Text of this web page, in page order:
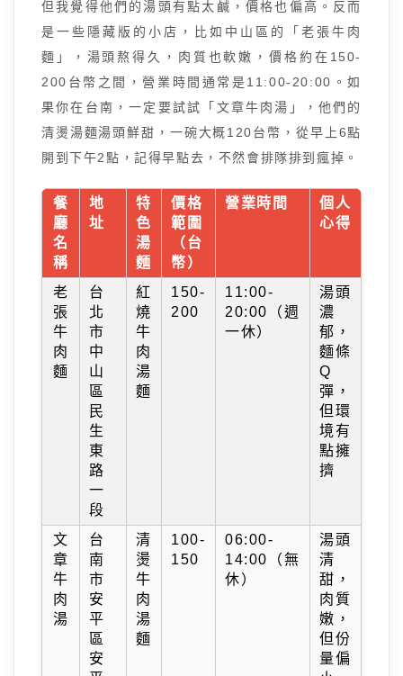
但我覺得他們的湯頭有點太鹹，價格也偏高。反而
是一些隱藏版的小店，比如中山區的「老張牛肉
麵」，湯頭熬得久，肉質也軟嫩，價格約在150-
200台幣之間，營業時間通常是11:00-20:00。如
果你在台南，一定要試試「文章牛肉湯」，他們的
清燙湯麵湯頭鮮甜，一碗大概120台幣，從早上6點
開到下午2點，記得早點去，不然會排隊排到瘋掉。
餐
廳
名
稱
地
址
特
色
湯
麵
價格
範圍
（台
幣）
營業時間
個人
心得
老
張
牛
肉
麵
台
北
市
中
山
區
民
生
東
路
一
段
紅
燒
牛
肉
湯
麵
150-
200
11:00-
20:00（週
一休）
湯頭
濃
郁，
麵條
Q
彈，
但環
境有
點擁
擠
文
章
牛
肉
湯
台
南
市
安
平
區
安
清
燙
牛
肉
湯
麵
100-
150
06:00-
14:00（無
休）
湯頭
清
甜，
肉質
嫩，
但份
量偏